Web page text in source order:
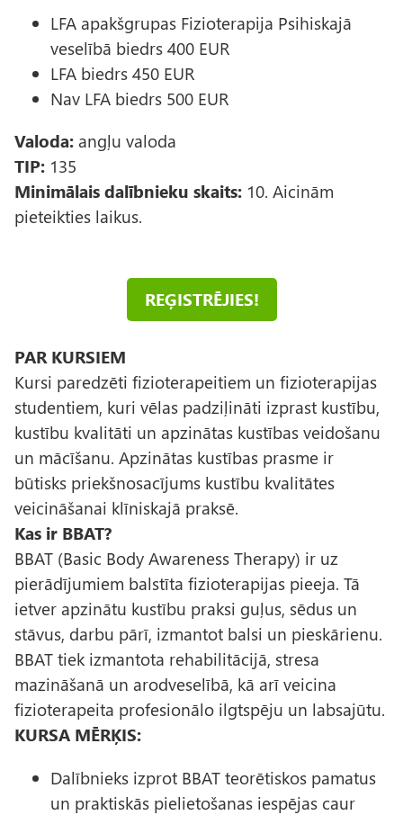
LFA apakšgrupas Fizioterapija Psihiskajā
veselībā biedrs 400 EUR
LFA biedrs 450 EUR
Nav LFA biedrs 500 EUR
Valoda: angļu valoda
TIP: 135
Minimālais dalībnieku skaits: 10. Aicinām
pieteikties laikus.
REĢISTRĒJIES!
PAR KURSIEM
Kursi paredzēti fizioterapeitiem un fizioterapijas
studentiem, kuri vēlas padziļināti izprast kustību,
kustību kvalitāti un apzinātas kustības veidošanu
un mācīšanu. Apzinātas kustības prasme ir
būtisks priekšnosacījums kustību kvalitātes
veicināšanai klīniskajā praksē.
Kas ir BBAT?
BBAT (Basic Body Awareness Therapy) ir uz
pierādījumiem balstīta fizioterapijas pieeja. Tā
ietver apzinātu kustību praksi guļus, sēdus un
stāvus, darbu pārī, izmantot balsi un pieskārienu.
BBAT tiek izmantota rehabilitācijā, stresa
mazināšanā un arodveselībā, kā arī veicina
fizioterapeita profesionālo ilgtspēju un labsajūtu.
KURSA MĒRĶIS:
Dalībnieks izprot BBAT teorētiskos pamatus
un praktiskās pielietošanas iespējas caur